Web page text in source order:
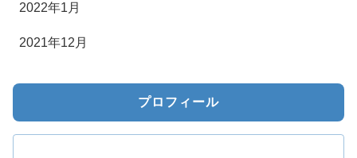
2022年1月
2021年12月
プロフィール